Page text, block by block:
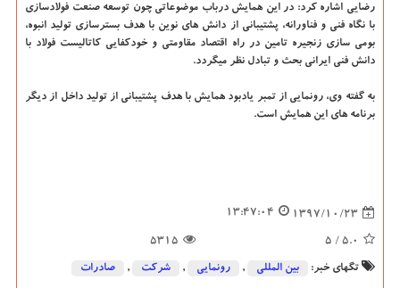
رضایی اشاره كرد: در این همایش درباب موضوعاتی چون توسعه صنعت فولادسازی
با نگاه فنی و فناورانه، پشتیبانی از دانش های نوین با هدف بسترسازی تولید انبوه،
بومی سازی زنجیره تامین در راه اقتصاد مقاومتی و خودكفایی كاتالیست فولاد با
دانش فنی ایرانی بحث و تبادل نظر میگردد.
به گفته وی، رونمایی از تمبر یادبود همایش با هدف پشتیبانی از تولید داخل از دیگر
برنامه های این همایش است.
1397/10/23
13:47:04
5.0
/ 5
5315
تگهای خبر: بین المللی , رونمایی , شركت , صادرات